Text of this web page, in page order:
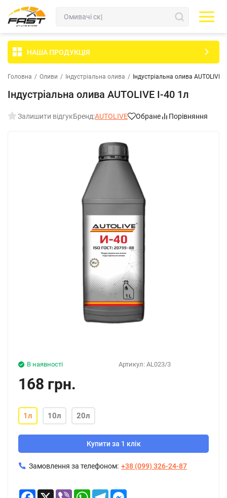
НАША ПРОДУКЦІЯ
Головна / Оливи / Індустріальна олива / Індустріальна олива AUTOLIVE
Індустріальна олива AUTOLIVE І-40 1л
Залишити відгукБренд:AUTOLIVE Обране Порівняння
Артикул: AL023/3
В наявності
168 грн.
1л 10л 20л
Купити за 1 клік
Замовлення за телефоном: +38 (099) 326-24-87
Facebook
X Viber WhatsApp
Telegram